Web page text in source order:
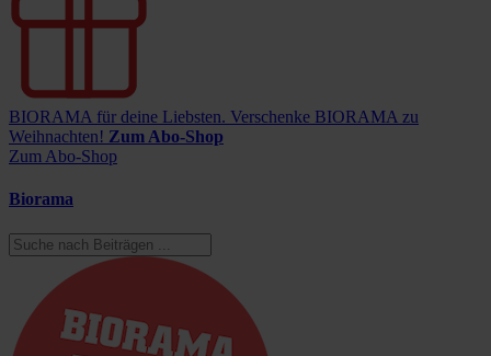
BIORAMA für deine Liebsten. Verschenke BIORAMA zu
Weihnachten! Zum Abo-Shop
Zum Abo-Shop
Biorama